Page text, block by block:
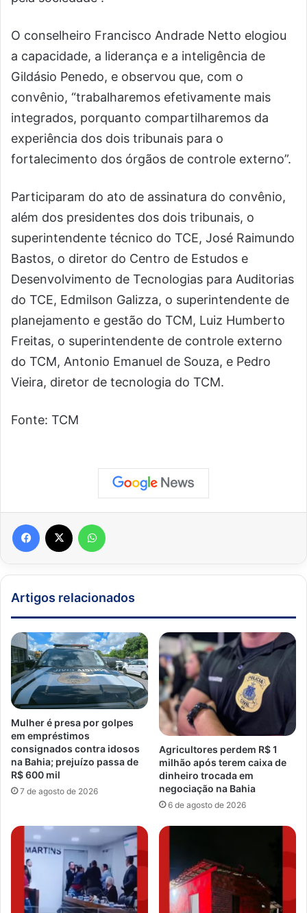
O conselheiro Francisco Andrade Netto elogiou
a capacidade, a liderança e a inteligência de
Gildásio Penedo, e observou que, com o
convênio, “trabalharemos efetivamente mais
integrados, porquanto compartilharemos da
experiência dos dois tribunais para o
fortalecimento dos órgãos de controle externo”.
Participaram do ato de assinatura do convênio,
além dos presidentes dos dois tribunais, o
superintendente técnico do TCE, José Raimundo
Bastos, o diretor do Centro de Estudos e
Desenvolvimento de Tecnologias para Auditorias
do TCE, Edmilson Galizza, o superintendente de
planejamento e gestão do TCM, Luiz Humberto
Freitas, o superintendente de controle externo
do TCM, Antonio Emanuel de Souza, e Pedro
Vieira, diretor de tecnologia do TCM.
Fonte: TCM
Artigos relacionados
Mulher é presa por golpes
em empréstimos
consignados contra idosos
na Bahia; prejuízo passa de
R$ 600 mil
7 de agosto de 2026
Agricultores perdem R$ 1
milhão após terem caixa de
dinheiro trocada em
negociação na Bahia
6 de agosto de 2026